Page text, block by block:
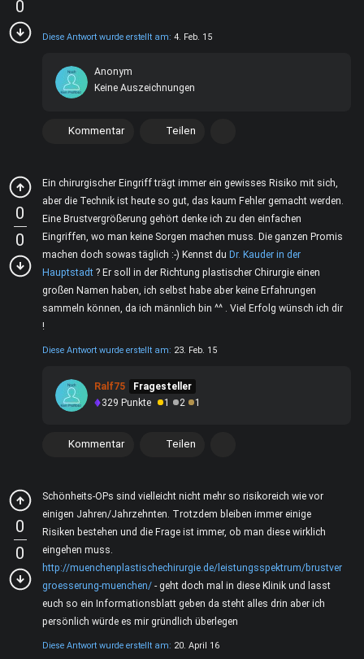
0
Diese Antwort wurde erstellt am: 4. Feb. 15
Anonym
Keine Auszeichnungen
Kommentar Teilen
0
0
Ein chirurgischer Eingriff trägt immer ein gewisses Risiko mit sich,
aber die Technik ist heute so gut, das kaum Fehler gemacht werden.
Eine Brustvergrößerung gehört denke ich zu den einfachen
Eingriffen, wo man keine Sorgen machen muss. Die ganzen Promis
machen doch sowas täglich :-) Kennst du Dr. Kauder in der
Hauptstadt ? Er soll in der Richtung plastischer Chirurgie einen
großen Namen haben, ich selbst habe aber keine Erfahrungen
sammeln können, da ich männlich bin ^^ . Viel Erfolg wünsch ich dir
!
Diese Antwort wurde erstellt am: 23. Feb. 15
Ralf75
Fragesteller
329 Punkte 1 2 1
Kommentar Teilen
0
0
Schönheits-OPs sind vielleicht nicht mehr so risikoreich wie vor
einigen Jahren/Jahrzehnten. Trotzdem bleiben immer einige
Risiken bestehen und die Frage ist immer, ob man diese wirklich
eingehen muss.
http://muenchenplastischechirurgie.de/leistungsspektrum/brustver
groesserung-muenchen/ - geht doch mal in diese Klinik und lasst
euch so ein Informationsblatt geben da steht alles drin aber ich
persönlich würde es mir gründlich überlegen
Diese Antwort wurde erstellt am: 20. April 16